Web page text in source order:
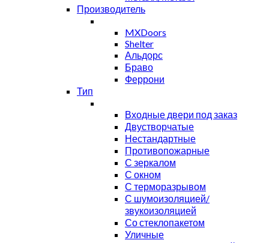
Производитель
MXDoors
Shelter
Альдорс
Браво
Феррони
Тип
Входные двери под заказ
Двустворчатые
Нестандартные
Противопожарные
С зеркалом
С окном
С терморазрывом
С шумоизоляцией/
звукоизоляцией
Со стеклопакетом
Уличные